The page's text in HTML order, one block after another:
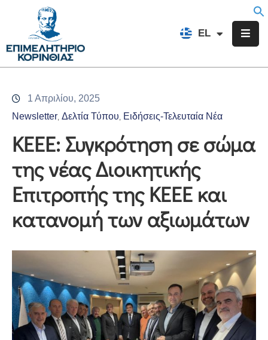
EL
FR
Επιμελητήριο
Υπηρεσίες
Προγράμματα
Εκδηλώσεις
Επικοινωνία
1 Απριλίου, 2025
Newsletter Δελτία Τύπου Ειδήσεις-Τελευταία Νέα
ΚΕΕΕ: Συγκρότηση σε σώμα
της νέας Διοικητικής
Επιτροπής της ΚΕΕΕ και
κατανομή των αξιωμάτων